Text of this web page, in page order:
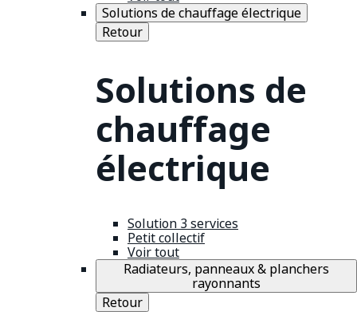
Solutions de chauffage électrique
Retour
Solutions de
chauffage
électrique
Solution 3 services
Petit collectif
Voir tout
Radiateurs, panneaux & planchers
rayonnants
Retour